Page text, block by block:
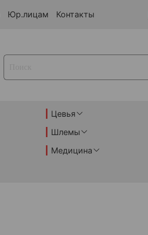
Юр.лицам Контакты
Цевья
Шлемы
Медицина